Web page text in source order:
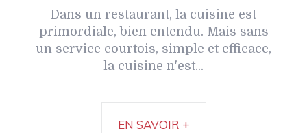
Dans un restaurant, la cuisine est
primordiale, bien entendu. Mais sans
un service courtois, simple et efficace,
la cuisine n'est...
EN SAVOIR +